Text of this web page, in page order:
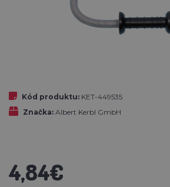
Kód produktu: KET-449535
Značka: Albert Kerbl GmbH
4,84€